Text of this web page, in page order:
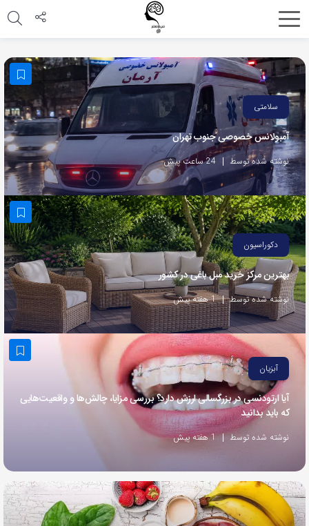
اشتراک
استفاده
از
روش‌های
زیر
می‌توانید
این
صفحه
را
با
دوستان
خود
به
اشتراک
بگذارید.
کپی
لینک
سلامتی
آمبولانس خصوصی جنوب تهران
نوشته شده توسط 24 ساعت پیش
دکوراسیون
بهترین مرکز خرید مبل باغی در کشور
نوشته شده توسط 1 هفته پیش
آبزیان
آیا ارتودنسی در بزرگسالی ارزش دارد؟ بررسی مزایا، چالش‌ها و واقعیت‌هایی
که باید بدانید
نوشته شده توسط 1 هفته پیش